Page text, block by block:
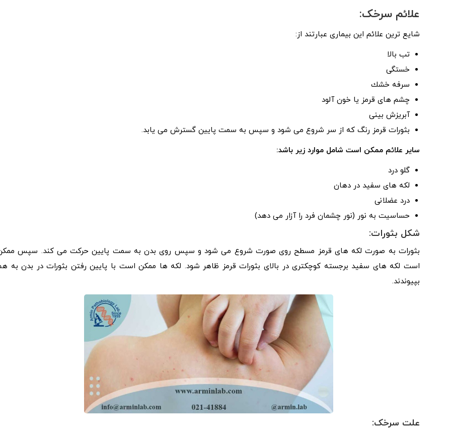
علائم سرخک:
شایع ترین علائم این بیماری عبارتند از:
تب بالا
خستگی
سرفه خشك
چشم های قرمز یا خون آلود
آبریزش بینی
بثورات قرمز رنگ که از سر شروع می شود و سپس به سمت پایین گسترش می یابد.
سایر علائم ممکن است شامل موارد زیر باشد:
گلو درد
لکه های سفید در دهان
درد عضلانی
حساسیت به نور (نور چشمان فرد را آزار می دهد)
شکل بثورات:
بثورات به صورت لکه های قرمز مسطح روی صورت شروع می شود و سپس روی بدن به سمت پایین حرکت می کند. سپس
است لکه های سفید برجسته کوچکتری در بالای بثورات قرمز ظاهر شود. لکه ها ممکن است با پایین رفتن بثورات در بدن به
بپیوندند.
علت سرخک: